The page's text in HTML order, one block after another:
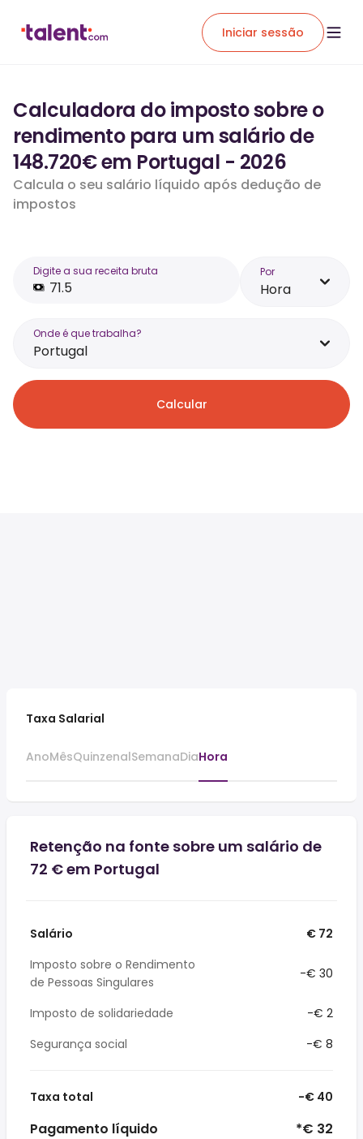
Iniciar sessão
Calculadora do imposto sobre o
rendimento para um salário de
148.720€ em Portugal - 2026
Calcula o seu salário líquido após dedução de
impostos
Digite a sua receita bruta Por
Hora
Onde é que trabalha?
Portugal
Calcular
Taxa Salarial
AnoMêsQuinzenalSemanaDiaHora
Retenção na fonte sobre um salário de
72 € em Portugal
Salário
€ 72
Imposto sobre o Rendimento
de Pessoas Singulares
-€ 30
Imposto de solidariedade
-€ 2
Segurança social
-€ 8
Taxa total -€ 40
Pagamento líquido *€ 32